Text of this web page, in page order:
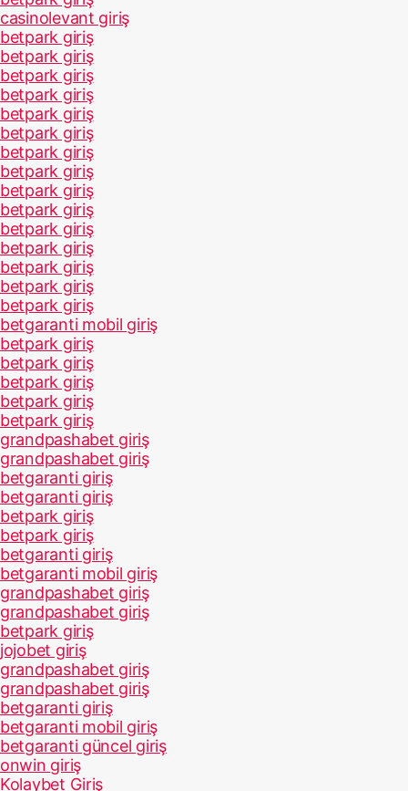
casinolevant giriş
betpark giriş
betpark giriş
betpark giriş
betpark giriş
betpark giriş
betpark giriş
betpark giriş
betpark giriş
betpark giriş
betpark giriş
betpark giriş
betpark giriş
betpark giriş
betpark giriş
betpark giriş
betgaranti mobil giriş
betpark giriş
betpark giriş
betpark giriş
betpark giriş
betpark giriş
grandpashabet giriş
grandpashabet giriş
betgaranti giriş
betgaranti giriş
betpark giriş
betpark giriş
betgaranti giriş
betgaranti mobil giriş
grandpashabet giriş
grandpashabet giriş
betpark giriş
jojobet giriş
grandpashabet giriş
grandpashabet giriş
betgaranti giriş
betgaranti mobil giriş
betgaranti güncel giriş
onwin giriş
Kolaybet Giriş